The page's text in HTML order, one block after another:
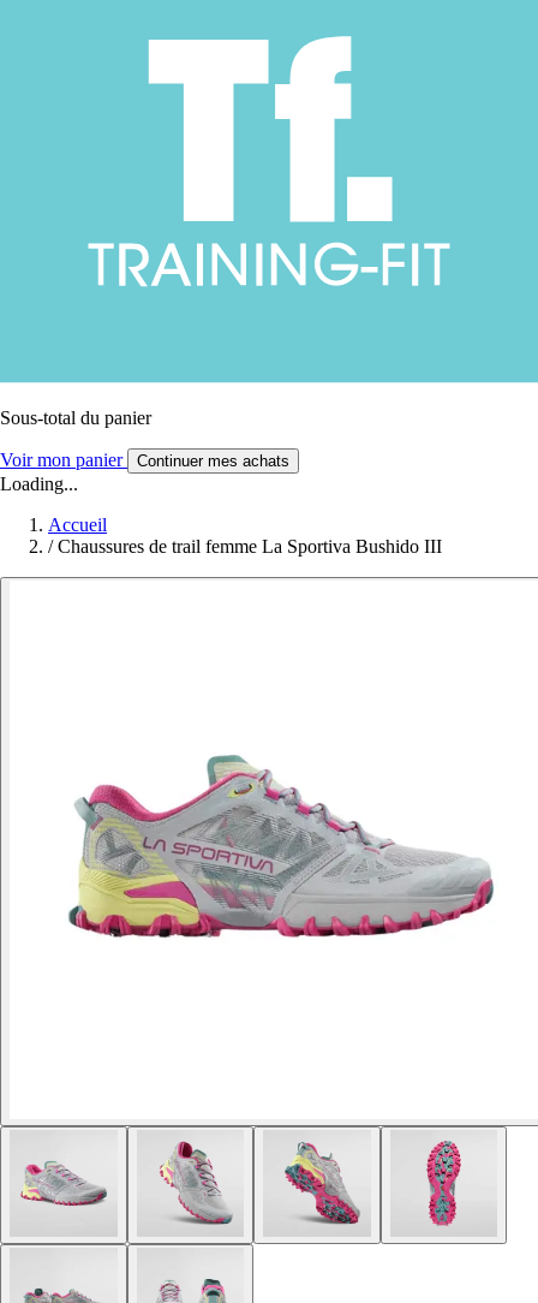
Sous-total du panier
Voir mon panier Continuer mes achats
Loading...
Accueil
/ Chaussures de trail femme La Sportiva Bushido III